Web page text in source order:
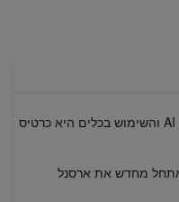
העולם לא מחכה: למה למידה של יישומי AI והשימוש בכלים היא כרטיס
מחדש את ארסנל